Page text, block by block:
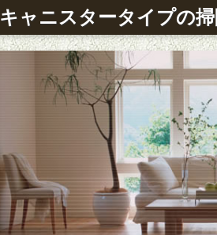
キャニスタータイプの